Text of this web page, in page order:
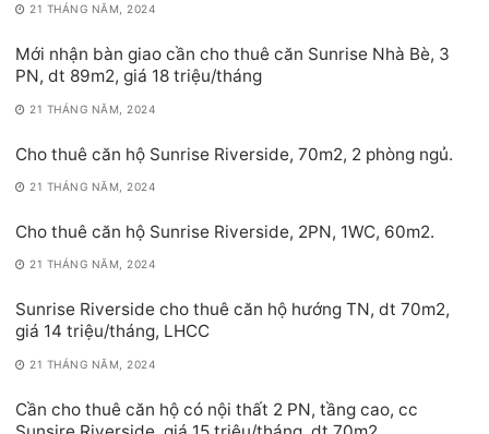
21 THÁNG NĂM, 2024
Mới nhận bàn giao cần cho thuê căn Sunrise Nhà Bè, 3
PN, dt 89m2, giá 18 triệu/tháng
21 THÁNG NĂM, 2024
Cho thuê căn hộ Sunrise Riverside, 70m2, 2 phòng ngủ.
21 THÁNG NĂM, 2024
Cho thuê căn hộ Sunrise Riverside, 2PN, 1WC, 60m2.
21 THÁNG NĂM, 2024
Sunrise Riverside cho thuê căn hộ hướng TN, dt 70m2,
giá 14 triệu/tháng, LHCC
21 THÁNG NĂM, 2024
Cần cho thuê căn hộ có nội thất 2 PN, tầng cao, cc